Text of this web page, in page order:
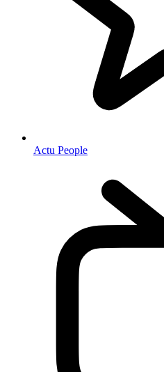
Actu People